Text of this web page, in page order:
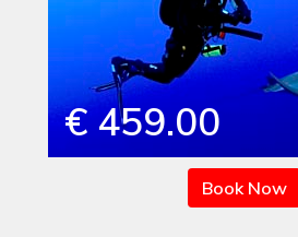
€ 459.00
Book Now